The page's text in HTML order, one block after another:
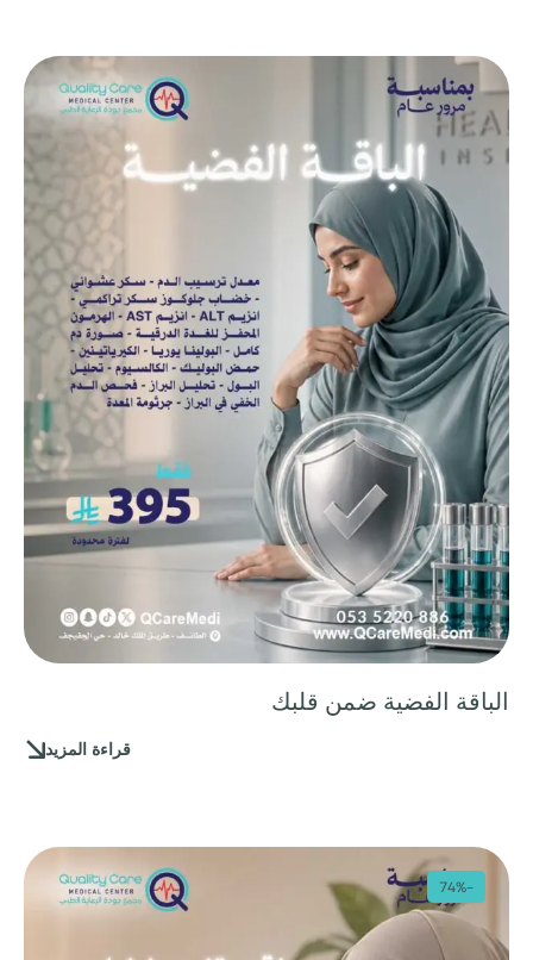
الباقة الفضية ضمن قلبك
قراءة المزيد
-74%